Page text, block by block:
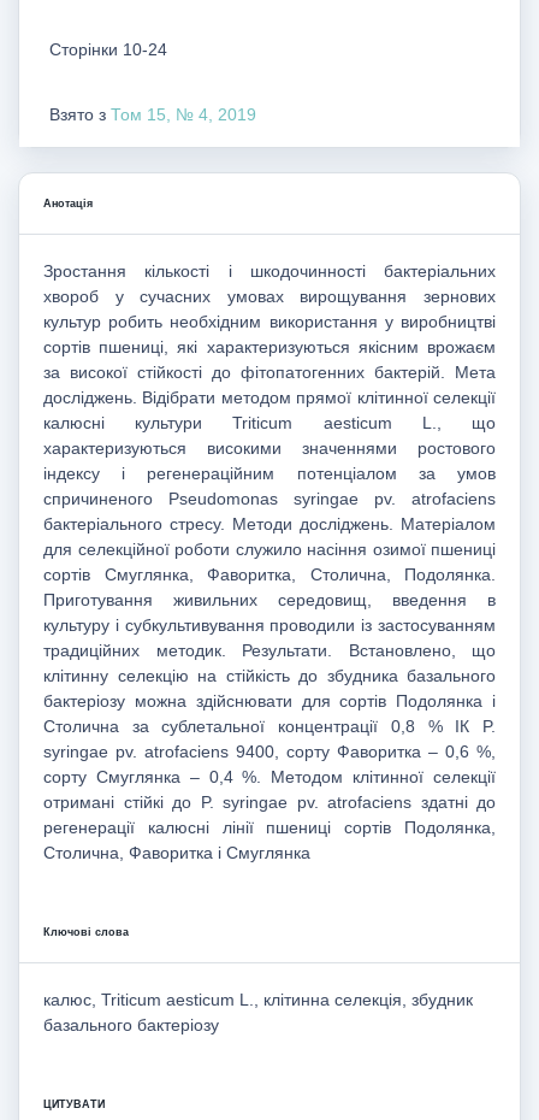
Сторінки 10-24
Взято з Том 15, № 4, 2019
Анотація
Зростання кількості і шкодочинності бактеріальних
хвороб у сучасних умовах вирощування зернових
культур робить необхідним використання у виробництві
сортів пшениці, які характеризуються якісним врожаєм
за високої стійкості до фітопатогенних бактерій. Мета
досліджень. Відібрати методом прямої клітинної селекції
калюсні культури Triticum aesticum L., що
характеризуються високими значеннями ростового
індексу і регенераційним потенціалом за умов
спричиненого Рseudomonas syringae pv. аtrofaciens
бактеріального стресу. Методи досліджень. Матеріалом
для селекційної роботи служило насіння озимої пшениці
сортів Смуглянка, Фаворитка, Столична, Подолянка.
Приготування живильних середовищ, введення в
культуру і субкультивування проводили із застосуванням
традиційних методик. Результати. Встановлено, що
клітинну селекцію на стійкість до збудника базального
бактеріозу можна здійснювати для сортів Подолянка і
Столична за сублетальної концентрації 0,8 % ІК P.
syringae pv. atrofaciens 9400, сорту Фаворитка ‒ 0,6 %,
сорту Смуглянка – 0,4 %. Методом клітинної селекції
отримані стійкі до P. syringae pv. atrofaciens здатні до
регенерації калюсні лінії пшениці сортів Подолянка,
Столична, Фаворитка і Смуглянка
Ключові слова
калюс, Triticum aesticum L., клітинна селекція, збудник
базального бактеріозу
ЦИТУВАТИ